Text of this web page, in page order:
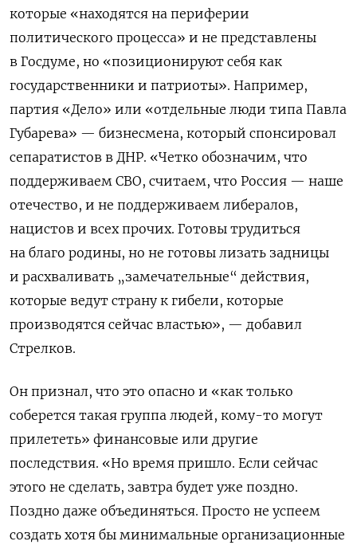
которые «находятся на периферии
политического процесса» и не представлены
в Госдуме, но «позиционируют себя как
государственники и патриоты». Например,
партия «Дело» или «отдельные люди типа Павла
Губарева» — бизнесмена, который спонсировал
сепаратистов в ДНР. «Четко обозначим, что
поддерживаем СВО, считаем, что Россия — наше
отечество, и не поддерживаем либералов,
нацистов и всех прочих. Готовы трудиться
на благо родины, но не готовы лизать задницы
и расхваливать „замечательные“ действия,
которые ведут страну к гибели, которые
производятся сейчас властью», — добавил
Стрелков.
Он признал, что это опасно и «как только
соберется такая группа людей, кому-то могут
прилететь» финансовые или другие
последствия. «Но время пришло. Если сейчас
этого не сделать, завтра будет уже поздно.
Поздно даже объединяться. Просто не успеем
создать хотя бы минимальные организационные